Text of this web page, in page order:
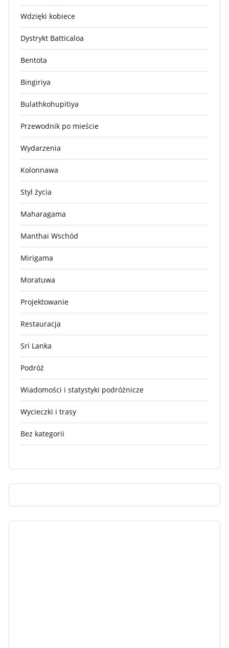
Wdzięki kobiece
Dystrykt Batticaloa
Bentota
Bingiriya
Bulathkohupitiya
Przewodnik po mieście
Wydarzenia
Kolonnawa
Styl życia
Maharagama
Manthai Wschód
Mirigama
Moratuwa
Projektowanie
Restauracja
Sri Lanka
Podróż
Wiadomości i statystyki podróżnicze
Wycieczki i trasy
Bez kategorii